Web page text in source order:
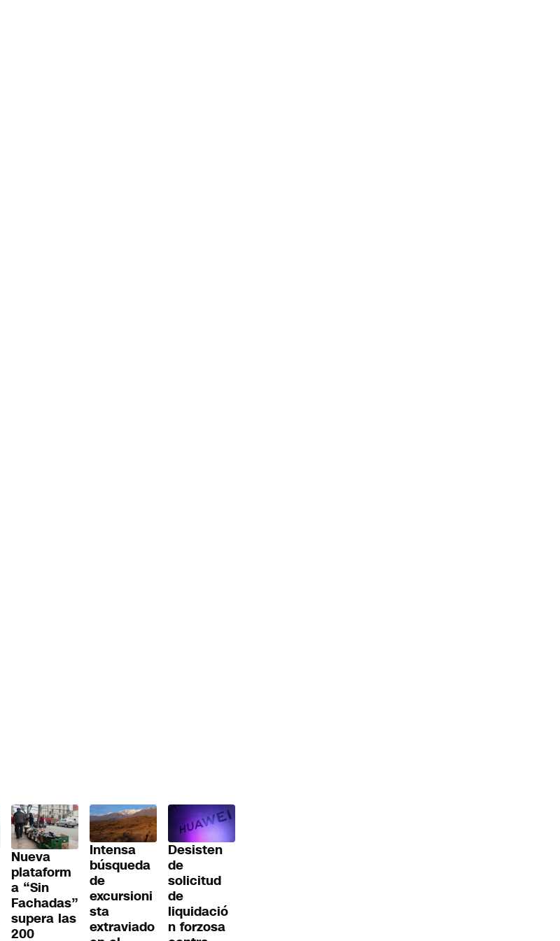
Nueva
plataform
a “Sin
Fachadas”
supera las
200
Intensa
búsqueda
de
excursioni
sta
extraviado
Desisten
de
solicitud
de
liquidació
n forzosa